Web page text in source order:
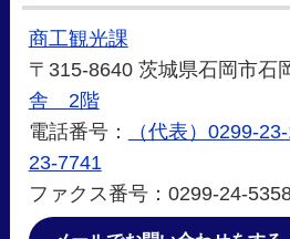
商工観光課
〒315-8640 茨城県石岡市石
舎 2階
電話番号：
（代表）0299-
23-7741
ファクス番号：0299-24-